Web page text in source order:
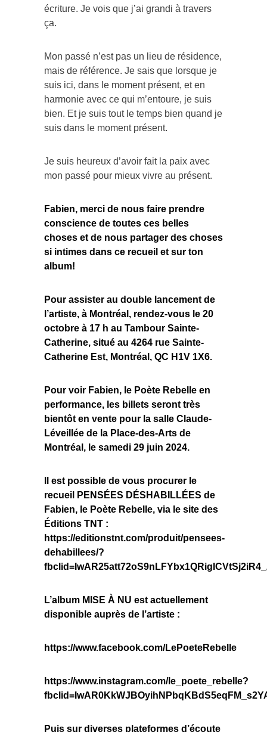
écriture. Je vois que j’ai grandi à travers
ça.
Mon passé n’est pas un lieu de résidence,
mais de référence. Je sais que lorsque je
suis ici, dans le moment présent, et en
harmonie avec ce qui m’entoure, je suis
bien. Et je suis tout le temps bien quand je
suis dans le moment présent.
Je suis heureux d’avoir fait la paix avec
mon passé pour mieux vivre au présent.
Fabien, merci de nous faire prendre
conscience de toutes ces belles
choses et de nous partager des choses
si intimes dans ce recueil et sur ton
album!
Pour assister au double lancement de
l’artiste, à Montréal, rendez-vous le 20
octobre à 17 h au Tambour Sainte-
Catherine, situé au 4264 rue Sainte-
Catherine Est, Montréal, QC H1V 1X6.
Pour voir Fabien, le Poète Rebelle en
performance, les billets seront très
bientôt en vente pour la salle Claude-
Léveillée de la Place-des-Arts de
Montréal, le samedi 29 juin 2024.
Il est possible de vous procurer le
recueil PENSÉES DÉSHABILLÉES de
Fabien, le Poète Rebelle, via le site des
Éditions TNT :
https://editionstnt.com/produit/pensees-
dehabillees/?
L’album MISE À NU est actuellement
disponible auprès de l’artiste :
https://www.facebook.com/LePoeteRebelle
https://www.instagram.com/le_poete_rebelle?
Puis sur diverses plateformes d’écoute